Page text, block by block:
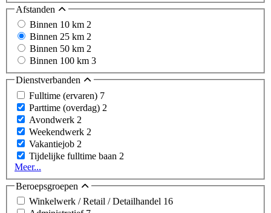
Afstanden
Binnen 10 km 2
Binnen 25 km 2
Binnen 50 km 2
Binnen 100 km 3
Dienstverbanden
Fulltime (ervaren) 7
Parttime (overdag) 2
Avondwerk 2
Weekendwerk 2
Vakantiejob 2
Tijdelijke fulltime baan 2
Meer...
Beroepsgroepen
Winkelwerk / Retail / Detailhandel 16